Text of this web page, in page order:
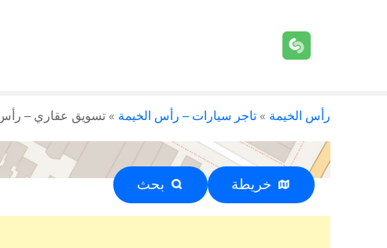
رأس الخيمة » تاجر سيارات – رأس الخيمة » تسويق عقاري – رأس الخيمة –
خريطة بحث